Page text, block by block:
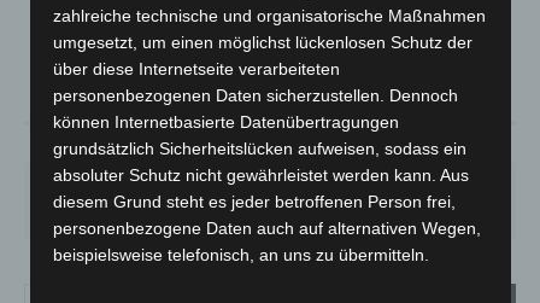
19.6°C 21.1°
78% 0.5m/s 63%
29° 24° 27° 31° 31
zahlreiche technische und organisatorische Maßnahmen
umgesetzt, um einen möglichst lückenlosen Schutz der
über diese Internetseite verarbeiteten
personenbezogenen Daten sicherzustellen. Dennoch
können Internetbasierte Datenübertragungen
grundsätzlich Sicherheitslücken aufweisen, sodass ein
absoluter Schutz nicht gewährleistet werden kann. Aus
diesem Grund steht es jeder betroffenen Person frei,
personenbezogene Daten auch auf alternativen Wegen,
beispielsweise telefonisch, an uns zu übermitteln.